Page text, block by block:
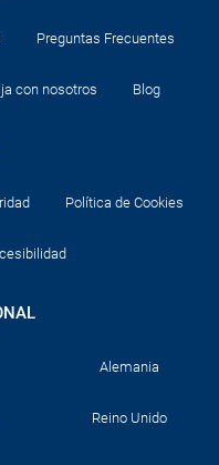
Preguntas Frecuentes
con nosotros Blog
Política de Cookies
Alemania
Reino Unido